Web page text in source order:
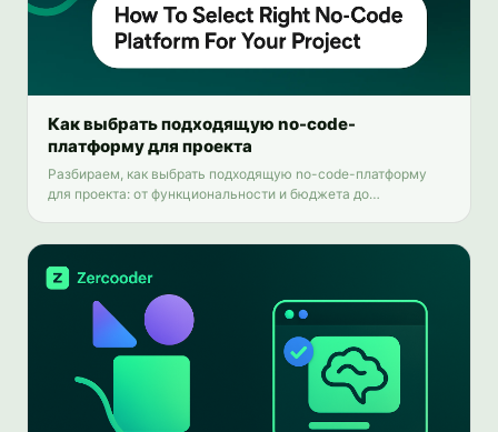
Как выбрать подходящую no-code-
платформу для проекта
Разбираем, как выбрать подходящую no-code-платформу
для проекта: от функциональности и бюджета до